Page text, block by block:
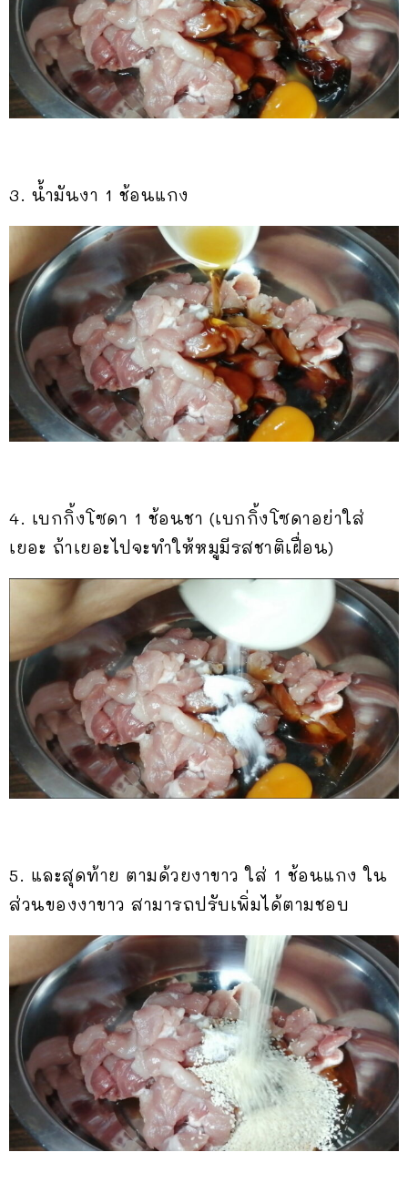
3. น้ำมันงา​ 1​ ช้อนแกง
4. เบกกิ้งโซดา​ 1​ ช้อนชา​ (เบกกิ้งโซดาอย่าใส่
เยอะ​ ถ้าเยอะไปจะทำให้หมูมีรสชาติเฝื่อน)​
5. และสุดท้าย​ ตามด้วยงาขาว​ ใส่​ 1​ ช้อนแกง​ ใน
ส่วนของงาขาว​ สามารถปรับเพิ่มได้ตามชอบ